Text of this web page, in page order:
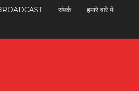
संपर्क
हमारे बारे में